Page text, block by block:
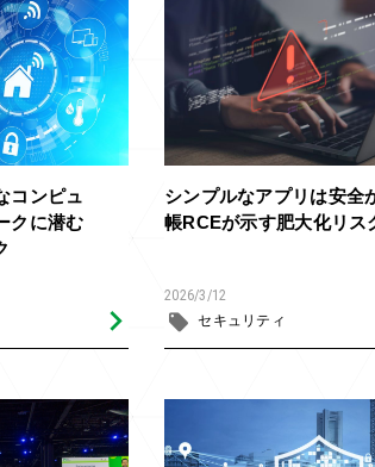
コンピュ
クに潜む
シンプルなアプリは安
帳RCEが示す肥大化リス
2026/3/12
セキュリティ